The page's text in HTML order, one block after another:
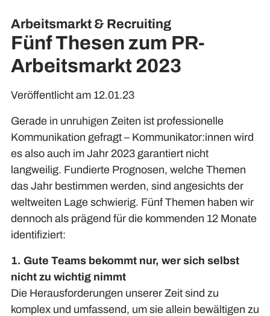
Arbeitsmarkt & Recruiting
Fünf Thesen zum PR-
Arbeitsmarkt 2023
Veröffentlicht am 12.01.23
Gerade in unruhigen Zeiten ist professionelle
Kommunikation gefragt – Kommunikator:innen wird
es also auch im Jahr 2023 garantiert nicht
langweilig. Fundierte Prognosen, welche Themen
das Jahr bestimmen werden, sind angesichts der
weltweiten Lage schwierig. Fünf Themen haben wir
dennoch als prägend für die kommenden 12 Monate
identifiziert:
1. Gute Teams bekommt nur, wer sich selbst
nicht zu wichtig nimmt
Die Herausforderungen unserer Zeit sind zu
komplex und umfassend, um sie allein bewältigen zu